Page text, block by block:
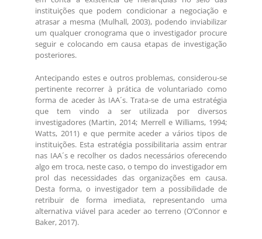
instituições que podem condicionar a negociação e
atrasar a mesma (Mulhall, 2003), podendo inviabilizar
um qualquer cronograma que o investigador procure
seguir e colocando em causa etapas de investigação
posteriores.
Antecipando estes e outros problemas, considerou-se
pertinente recorrer à prática de voluntariado como
forma de aceder às IAA´s. Trata-se de uma estratégia
que tem vindo a ser utilizada por diversos
investigadores (Martin, 2014; Merrell e Williams, 1994;
Watts, 2011) e que permite aceder a vários tipos de
instituições. Esta estratégia possibilitaria assim entrar
nas IAA´s e recolher os dados necessários oferecendo
algo em troca, neste caso, o tempo do investigador em
prol das necessidades das organizações em causa.
Desta forma, o investigador tem a possibilidade de
retribuir de forma imediata, representando uma
alternativa viável para aceder ao terreno (O’Connor e
Baker, 2017).